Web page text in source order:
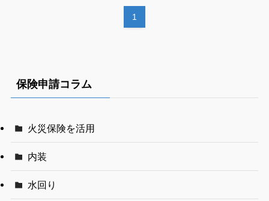
1
保険申請コラム
火災保険を活用
内装
水回り